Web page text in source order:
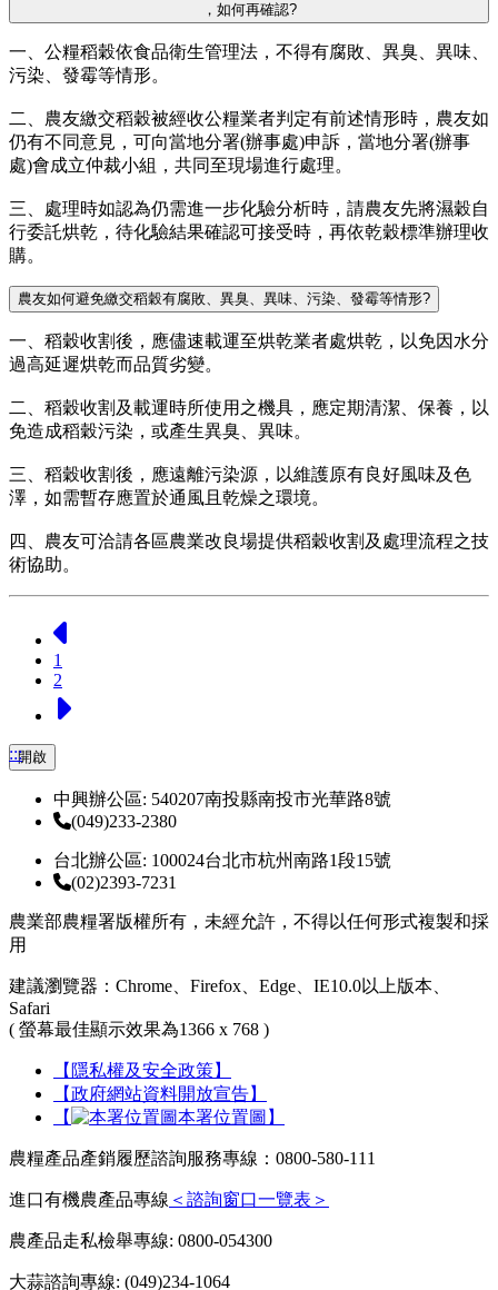
，如何再確認?
一、公糧稻穀依食品衛生管理法，不得有腐敗、異臭、異味、
污染、發霉等情形。
二、農友繳交稻穀被經收公糧業者判定有前述情形時，農友如
仍有不同意見，可向當地分署(辦事處)申訴，當地分署(辦事
處)會成立仲裁小組，共同至現場進行處理。
三、處理時如認為仍需進一步化驗分析時，請農友先將濕穀自
行委託烘乾，待化驗結果確認可接受時，再依乾穀標準辦理收
購。
農友如何避免繳交稻穀有腐敗、異臭、異味、污染、發霉等情形?
一、稻穀收割後，應儘速載運至烘乾業者處烘乾，以免因水分
過高延遲烘乾而品質劣變。
二、稻穀收割及載運時所使用之機具，應定期清潔、保養，以
免造成稻穀污染，或產生異臭、異味。
三、稻穀收割後，應遠離污染源，以維護原有良好風味及色
澤，如需暫存應置於通風且乾燥之環境。
四、農友可洽請各區農業改良場提供稻穀收割及處理流程之技
術協助。
1
2
:::開啟
中興辦公區: 540207南投縣南投市光華路8號
(049)233-2380
台北辦公區: 100024台北市杭州南路1段15號
(02)2393-7231
農業部農糧署版權所有，未經允許，不得以任何形式複製和採
用
建議瀏覽器：Chrome、Firefox、Edge、IE10.0以上版本、
Safari
( 螢幕最佳顯示效果為1366 x 768 )
【隱私權及安全政策】
【政府網站資料開放宣告】
【
本署位置圖】
農糧產品產銷履歷諮詢服務專線：0800-580-111
進口有機農產品專線 ＜諮詢窗口一覽表＞
農產品走私檢舉專線: 0800-054300
大蒜諮詢專線: (049)234-1064